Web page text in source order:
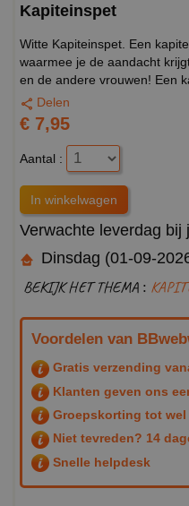
Kapiteinspet
Witte Kapiteinspet. Een
waarmee je de aandacht
en de andere vrouwen! Een
Delen
€ 7,95
Aantal :
Verwachte leverdag bij
Dinsdag (01-09-
BEKIJK HET THEMA :
Voordelen van
Gratis verzending
Klanten geven ons
Groepskorting tot wel
Niet tevreden? 14
Snelle helpdesk